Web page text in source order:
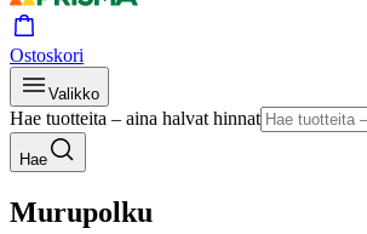
Ostoskori
Valikko
Hae tuotteita – aina halvat hinnat
Hae
Murupolku